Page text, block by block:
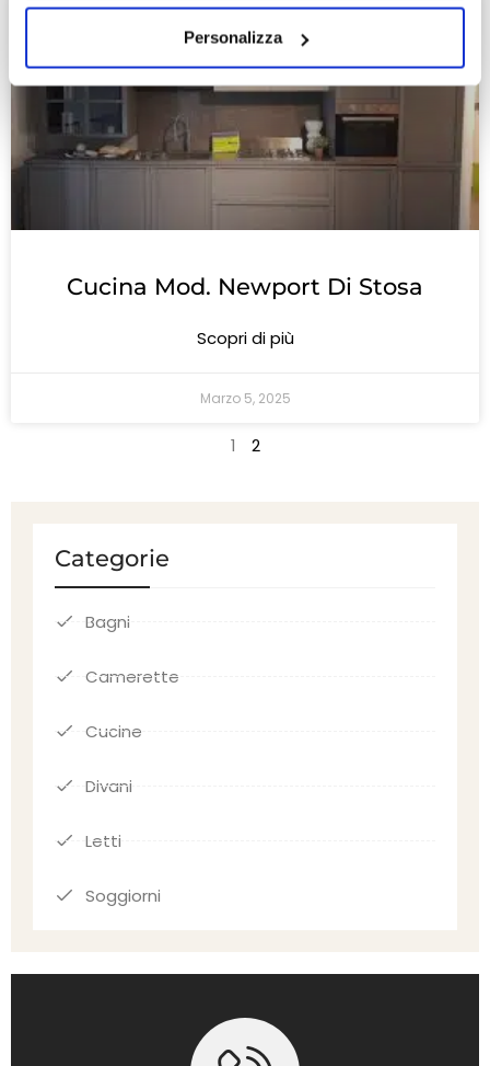
Personalizza
Cucina Mod. Newport Di Stosa
Scopri di più
Marzo 5, 2025
1 2
Categorie
Bagni
Camerette
Cucine
Divani
Letti
Soggiorni